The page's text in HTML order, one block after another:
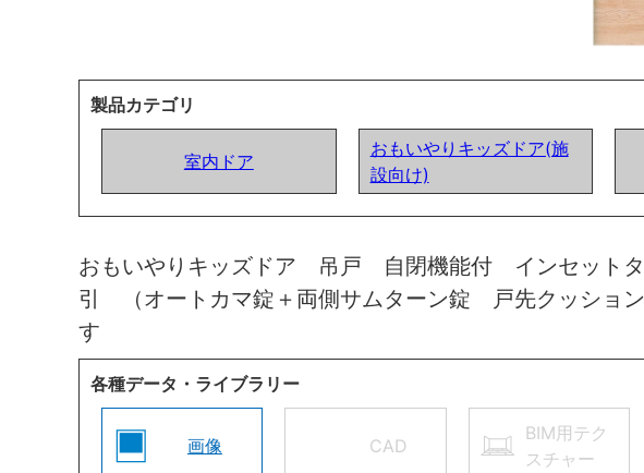
製品カテゴリ
室内ドア
おもいやりキッズドア(施
設向け)
おもいやりキッズドア 吊戸 自閉機能付 インセッ
引 （オートカマ錠＋両側サムターン錠 戸先クッション
す
各種データ・ライブラリー
画像 CAD
BIM用テク
スチャー